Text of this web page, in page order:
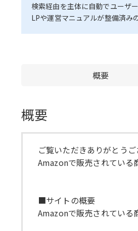
検索経由を主体に自動でユーザ
LPや運営マニュアルが整備済み
概要
概要
ご覧いただきありがとうご
Amazonで販売されている
■サイトの概要
Amazonで販売されている